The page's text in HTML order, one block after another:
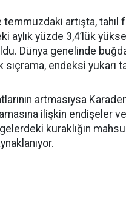
temmuzdaki artışta, tahıl
aylık yüzde 3,4’lük
Dünya genelinde
sıçrama, endeksi yukarı
artmasıysa
ilişkin endişeler
kuraklığın